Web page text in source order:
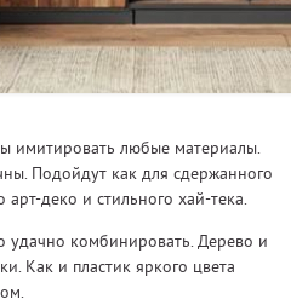
имитировать любые материалы.
Подойдут как для сдержанного
деко и стильного хай-тека.
комбинировать. Дерево и
Как и пластик яркого цвета